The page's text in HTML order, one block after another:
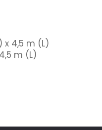
x 4,5 m (L)
m (L)